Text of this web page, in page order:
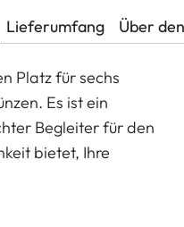
Lieferumfang Über
Platz für sechs
Es ist ein
Begleiter für den
bietet, Ihre
zu haben.